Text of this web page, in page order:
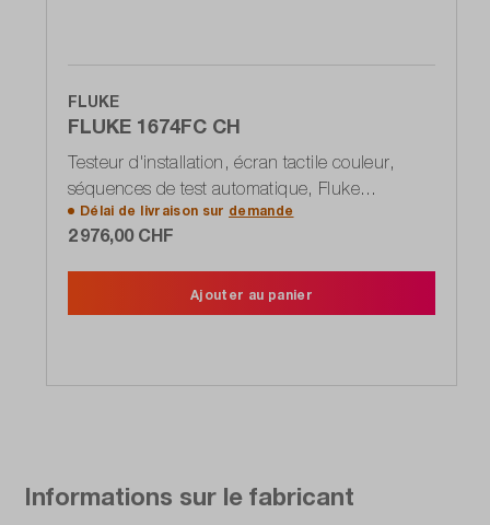
FLUKE
FLUKE 1674FC CH
Testeur d'installation, écran tactile couleur,
séquences de test automatique, Fluke
Connect, DIN VDE 0100-600, IEC 60364-6
Délai de livraison sur demande
2 976,00 CHF
Ajouter au panier
Informations sur le fabricant